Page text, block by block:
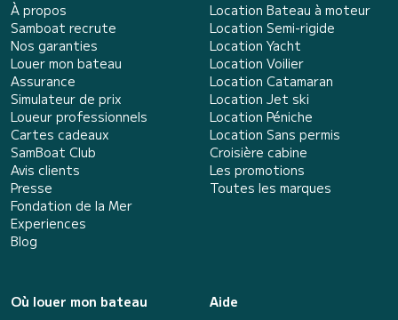
À propos
Samboat recrute
Nos garanties
Louer mon bateau
Assurance
Simulateur de prix
Loueur professionnels
Cartes cadeaux
SamBoat Club
Avis clients
Presse
Fondation de la Mer
Experiences
Blog
Location Bateau à moteur
Location Semi-rigide
Location Yacht
Location Voilier
Location Catamaran
Location Jet ski
Location Péniche
Location Sans permis
Croisière cabine
Les promotions
Toutes les marques
Où louer mon bateau
Aide